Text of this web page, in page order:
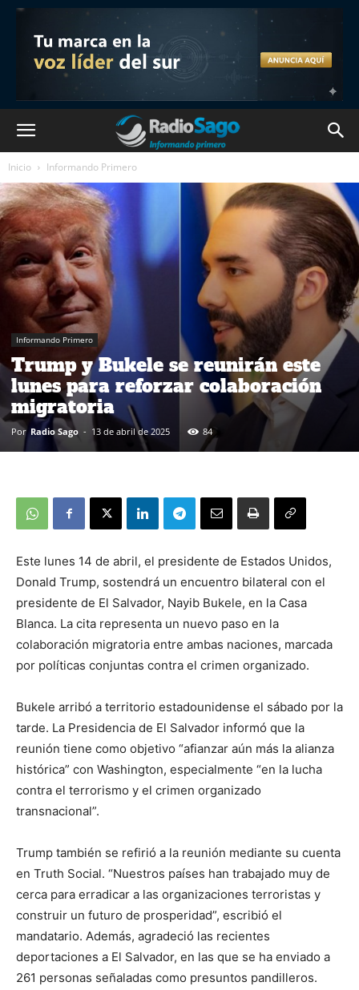
Inicio Informando Primero
Informando Primero
Trump y Bukele se reunirán este
lunes para reforzar colaboración
migratoria
Por Radio Sago - 13 de abril de 2025 84
Este lunes 14 de abril, el presidente de Estados Unidos,
Donald Trump, sostendrá un encuentro bilateral con el
presidente de El Salvador, Nayib Bukele, en la Casa
Blanca. La cita representa un nuevo paso en la
colaboración migratoria entre ambas naciones, marcada
por políticas conjuntas contra el crimen organizado.
Bukele arribó a territorio estadounidense el sábado por la
tarde. La Presidencia de El Salvador informó que la
reunión tiene como objetivo “afianzar aún más la alianza
histórica” con Washington, especialmente “en la lucha
contra el terrorismo y el crimen organizado
transnacional”.
Trump también se refirió a la reunión mediante su cuenta
en Truth Social. “Nuestros países han trabajado muy de
cerca para erradicar a las organizaciones terroristas y
construir un futuro de prosperidad”, escribió el
mandatario. Además, agradeció las recientes
deportaciones a El Salvador, en las que se ha enviado a
261 personas señaladas como presuntos pandilleros.